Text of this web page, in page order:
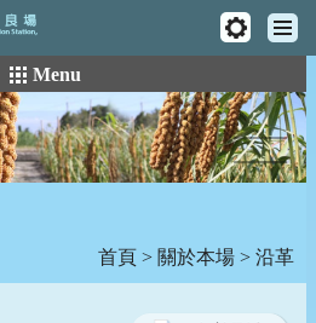
工
具
主
單
Menu
首頁 > 關於本場 > 沿革